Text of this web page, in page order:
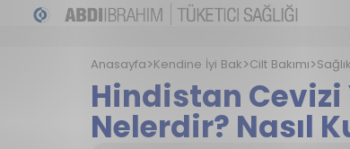
Anasayfa Kendine İyi Bak Cilt Bakımı
Hindistan Cevizi
Nelerdir? Nasıl